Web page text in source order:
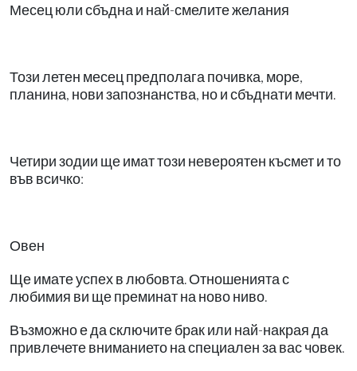
Месец юли сбъдна и най-смелите желания
Този летен месец предполага почивка, море,
планина, нови запознанства, но и сбъднати мечти.
Четири зодии ще имат този невероятен късмет и то
във всичко:
Овен
Ще имате успех в любовта. Отношенията с
любимия ви ще преминат на ново ниво.
Възможно е да сключите брак или най-накрая да
привлечете вниманието на специален за вас човек.